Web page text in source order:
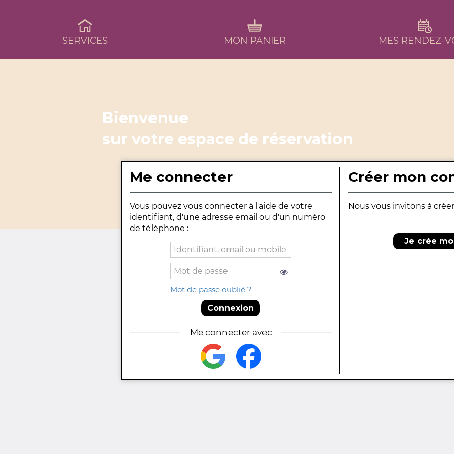
SERVICES MON PANIER MES RENDEZ-
Bienvenue
sur votre espace de réservation
Me connecter
Vous pouvez vous connecter à l'aide de votre
identifiant, d'une adresse email ou d'un numéro
de téléphone :
Mot de passe oublié ?
Connexion
Me connecter avec
Créer mon
Nous vous invitons à
Je crée